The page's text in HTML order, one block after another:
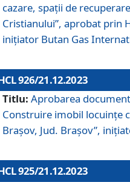
cazare, spații de
Cristianului”, aprobat prin
inițiator Butan Gas
926/21.12.2023
Titlu: Aprobarea
Construire imobil locuințe
Brașov, Jud. Brașov”,
925/21.12.2023